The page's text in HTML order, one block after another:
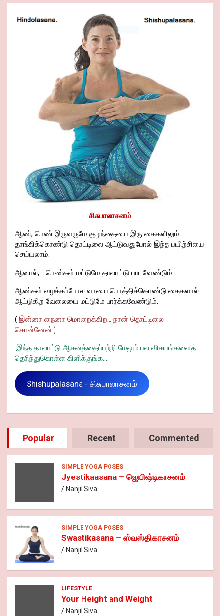
சிசுபாலாசனம்
ஆண், பெண் இருவருமே குழந்தையை இரு கைகளிலும்
தாங்கிக்கொண்டு தொட்டிலை ஆட்டுவதுபோல் இந்த பயிற்சியை
செய்யலாம்.
ஆனால்,... பெண்கள் மட்டுமே தாலாட்டு பாடவேண்டும்.
ஆண்கள் வழக்கப்போல வாயை பொத்திக்கொண்டு கைகளால்
ஆட்டுகிற வேலையை மட்டுமே பார்க்கவேண்டும்.
(இன்னா நைனா மொறைக்கிற... நான் தொட்டிலை
சொன்னேன் )
இந்த தாலாட்டு ஆசனத்தைப்பற்றி மேலும் பல விசயங்களைத்
தெரிந்துகொள்ள கிளிக்குங்க....
Shishupalasana - சிசுபாலாசனம்
Popular Recent Commented
SIMPLE YOGA POSES
Jyestikaasana – ஜெயிஷ்டிகாசனம்
Nanjil Siva
SIMPLE YOGA POSES
Swastikasana – ஸ்வஸ்திகாசனம்
Nanjil Siva
LIFESTYLE
Your Height and Weight
Nanjil Siva